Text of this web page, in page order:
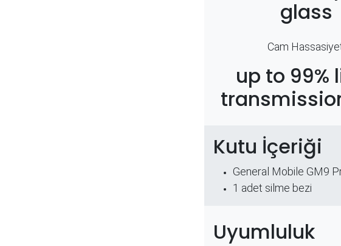
glass
Cam
up to 99%
Kutu İçeriği
General Mobile GM9
​1 adet silme bezi
Uyumluluk